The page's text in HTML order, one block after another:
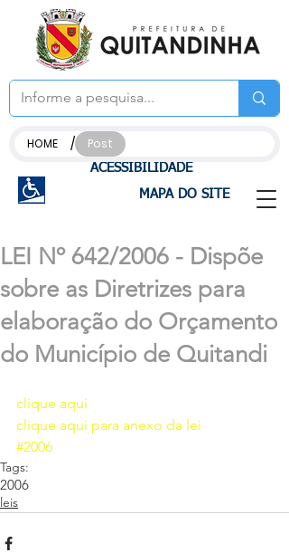
ACESSIBILIDADE
MAPA DO SITE
HOME / Post
LEI Nº 642/2006 - Dispõe
sobre as Diretrizes para
elaboração do Orçamento
do Município de Quitandi
clique aqui
clique aqui para anexo da lei
#2006
Tags:
2006
leis